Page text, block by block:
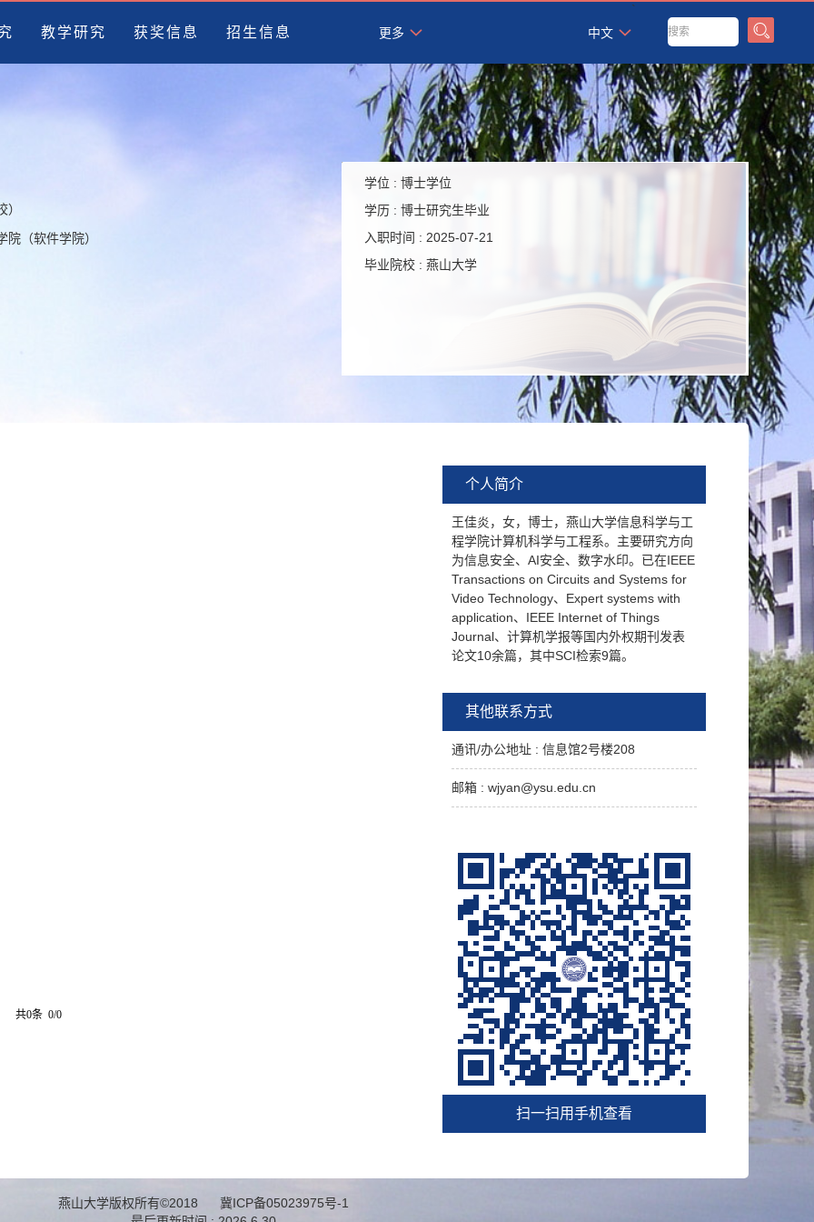
教学研究 获奖信息 招生信息 更多
`
中文
（软件学院）
学位 : 博士学位
学历 : 博士研究生毕业
入职时间 : 2025-07-21
毕业院校 : 燕山大学
共0条 0/0
个人简介
王佳炎，女，博士，燕山大学信息科学与工
程学院计算机科学与工程系。主要研究方向
为信息安全、AI安全、数字水印。已在IEEE
Transactions on Circuits and Systems for
Video Technology、Expert systems with
application、IEEE Internet of Things
Journal、计算机学报等国内外权期刊发表
论文10余篇，其中SCI检索9篇。
其他联系方式
通讯/办公地址 : 信息馆2号楼208
邮箱 : wjyan@ysu.edu.cn
扫一扫用手机查看
燕山大学版权所有©2018 冀ICP备05023975号-1